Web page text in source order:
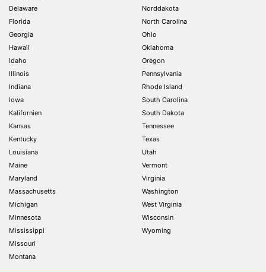
Delaware
Florida
Georgia
Hawaii
Idaho
Illinois
Indiana
Iowa
Kalifornien
Kansas
Kentucky
Louisiana
Maine
Maryland
Massachusetts
Michigan
Minnesota
Mississippi
Missouri
Montana
Norddakota
North Carolina
Ohio
Oklahoma
Oregon
Pennsylvania
Rhode Island
South Carolina
South Dakota
Tennessee
Texas
Utah
Vermont
Virginia
Washington
West Virginia
Wisconsin
Wyoming